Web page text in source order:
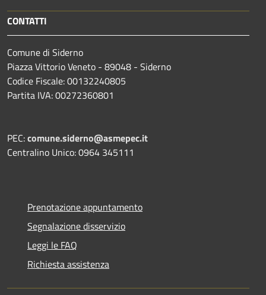
CONTATTI
Comune di Siderno
Piazza Vittorio Veneto - 89048 - Siderno
Codice Fiscale: 00132240805
Partita IVA: 00272360801
PEC:comune.siderno@asmepec.it
Centralino Unico: 0964 345111
Prenotazione appuntamento
Segnalazione disservizio
Leggi le FAQ
Richiesta assistenza